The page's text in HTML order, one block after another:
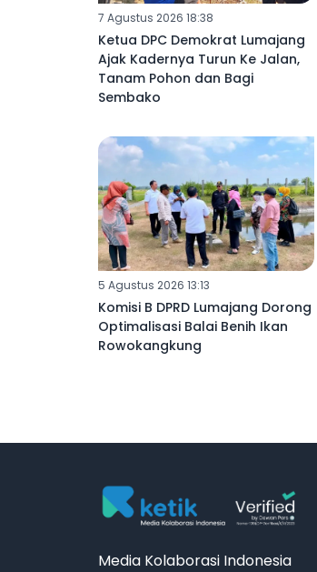
7 Agustus 2026 18:38
Ketua DPC Demokrat Lumajang
Ajak Kadernya Turun Ke Jalan,
Tanam Pohon dan Bagi
Sembako
5 Agustus 2026 13:13
Komisi B DPRD Lumajang Dorong
Optimalisasi Balai Benih Ikan
Rowokangkung
Media Kolaborasi Indonesia